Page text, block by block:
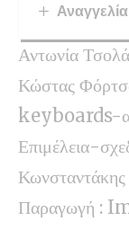
Αντωνία
Κώστας
keyboards-
Επιμέλεια-
Παραγωγή :